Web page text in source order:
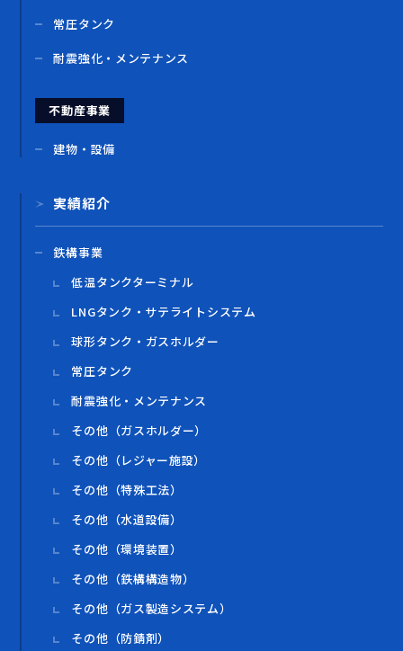
常圧タンク
耐震強化・メンテナンス
不動産事業
建物・設備
実績紹介
鉄構事業
低温タンクターミナル
LNGタンク・サテライトシステム
球形タンク・ガスホルダー
常圧タンク
耐震強化・メンテナンス
その他（ガスホルダー）
その他（レジャー施設）
その他（特殊工法）
その他（水道設備）
その他（環境装置）
その他（鉄構構造物）
その他（ガス製造システム）
その他（防錆剤）